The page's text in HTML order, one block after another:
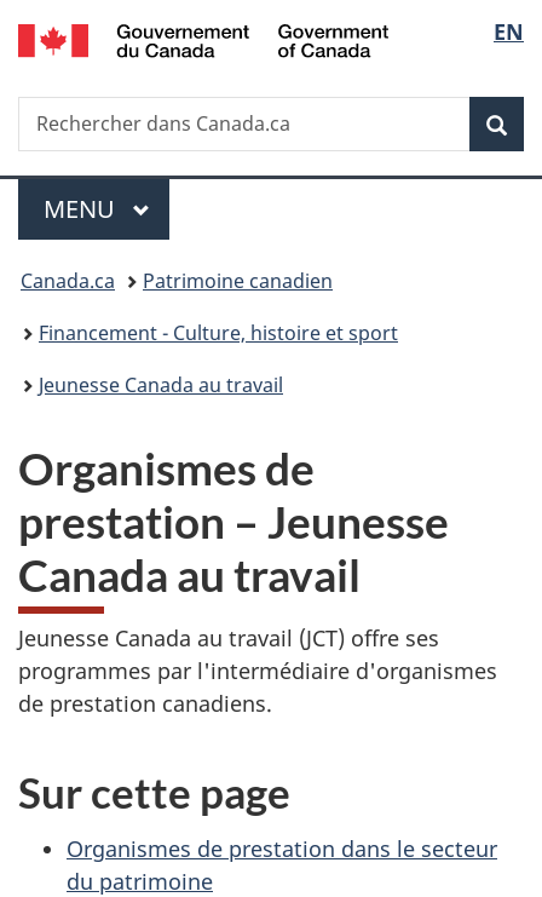
Passer
au
principal
Passer
à
Au
du
Passer
à
version
simplifiée
de
la
EN
Recherche
Rechercher
dans
Menu
MENU PRINCIPAL
Vous
êtes
ici :
Canada.ca
Patrimoine canadien
Financement - Culture, histoire et sport
Jeunesse Canada au travail
Organismes de
prestation – Jeunesse
Canada au travail
Jeunesse Canada au travail (JCT) offre ses
programmes par l'intermédiaire d'organismes
de prestation canadiens.
Sur cette page
Organismes de prestation dans le secteur
du patrimoine